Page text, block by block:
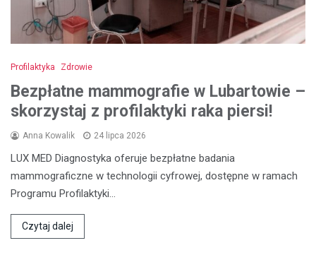
Profilaktyka Zdrowie
Bezpłatne mammografie w Lubartowie –
skorzystaj z profilaktyki raka piersi!
Anna Kowalik 24 lipca 2026
LUX MED Diagnostyka oferuje bezpłatne badania
mammograficzne w technologii cyfrowej, dostępne w ramach
Programu Profilaktyki…
Czytaj dalej